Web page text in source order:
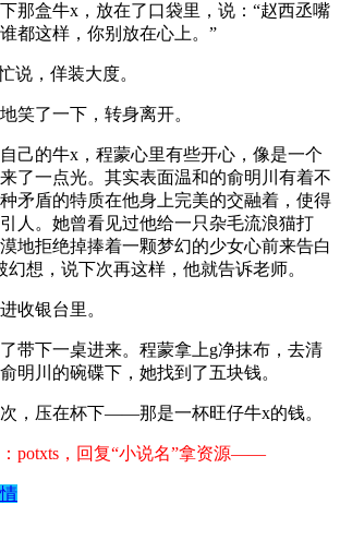
那盒牛x，放在了口袋里，说：“赵西丞嘴
都这样，你别放在心上。”
说，佯装大度。
笑了一下，转身离开。
己的牛x，程蒙心里有些开心，像是一个
了一点光。其实表面温和的俞明川有着不
矛盾的特质在他身上完美的交融着，使得
人。她曾看见过他给一只杂毛流浪猫打
地拒绝掉捧着一颗梦幻的少女心前来告白
幻想，说下次再这样，他就告诉老师。
收银台里。
带下一桌进来。程蒙拿上g净抹布，去清
明川的碗碟下，她找到了五块钱。
，压在杯下——那是一杯旺仔牛x的钱。
potxts，回复“小说名”拿资源——